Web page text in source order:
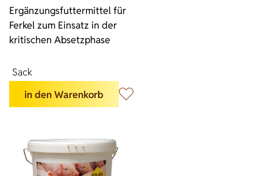
Ergänzungsfuttermittel für
Ferkel zum Einsatz in der
kritischen Absetzphase
Sack
in den Warenkorb